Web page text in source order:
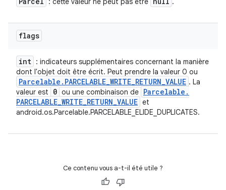
flags
int : indicateurs supplémentaires concernant la manière
dont l'objet doit être écrit. Peut prendre la valeur 0 ou
Parcelable . PARCELABLE_WRITE_RETURN_VALUE . La
valeur est
0 ou une combinaison de Parcelable .
PARCELABLE_WRITE_RETURN_VALUE et
android.os.Parcelable.PARCELABLE_ELIDE_DUPLICATES.
Ce contenu vous a-t-il été utile ?